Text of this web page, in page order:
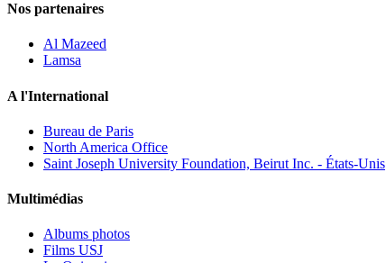
Nos partenaires
Al Mazeed
Lamsa
A l'International
Bureau de Paris
North America Office
Saint Joseph University Foundation, Beirut Inc. - États-Unis
Multimédias
Albums photos
Films USJ